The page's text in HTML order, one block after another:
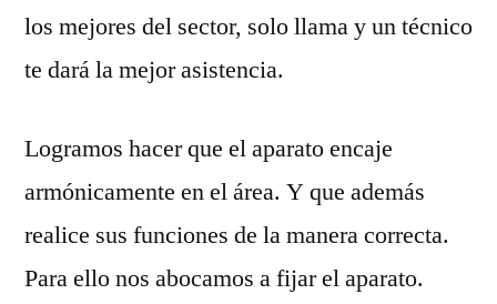
los mejores del sector, solo llama y un técnico
te dará la mejor asistencia.
Logramos hacer que el aparato encaje
armónicamente en el área. Y que además
realice sus funciones de la manera correcta.
Para ello nos abocamos a fijar el aparato.